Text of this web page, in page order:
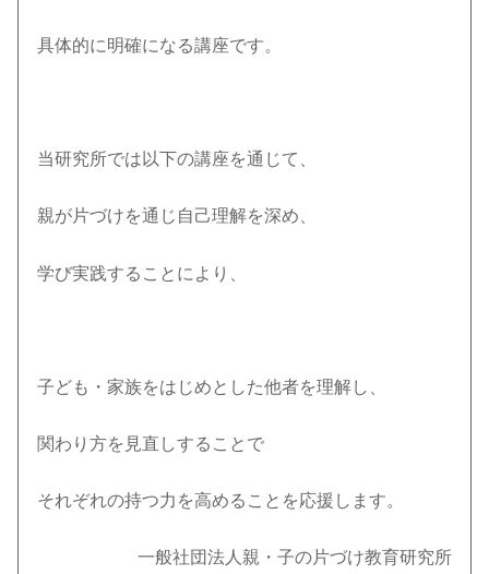
具体的に明確になる講座です。
当研究所では以下の講座を通じて、
親が片づけを通じ自己理解を深め、
学び実践することにより、
子ども・家族をはじめとした他者を理解し、
関わり方を見直しすることで
それぞれの持つ力を高めることを応援します。
一般社団法人親・子の片づけ教育研究所